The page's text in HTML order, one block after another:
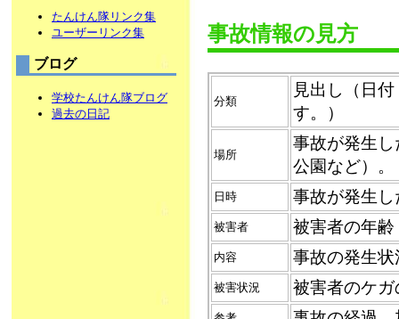
たんけん隊リンク集
ユーザーリンク集
ブログ
学校たんけん隊ブログ
過去の日記
事故情報の見方
分類
見出し（日
す。）
場所
事故が発生
公園など）。
日時 事故が発生
被害者 被害者の年
内容 事故の発生
被害状況 被害者のケ